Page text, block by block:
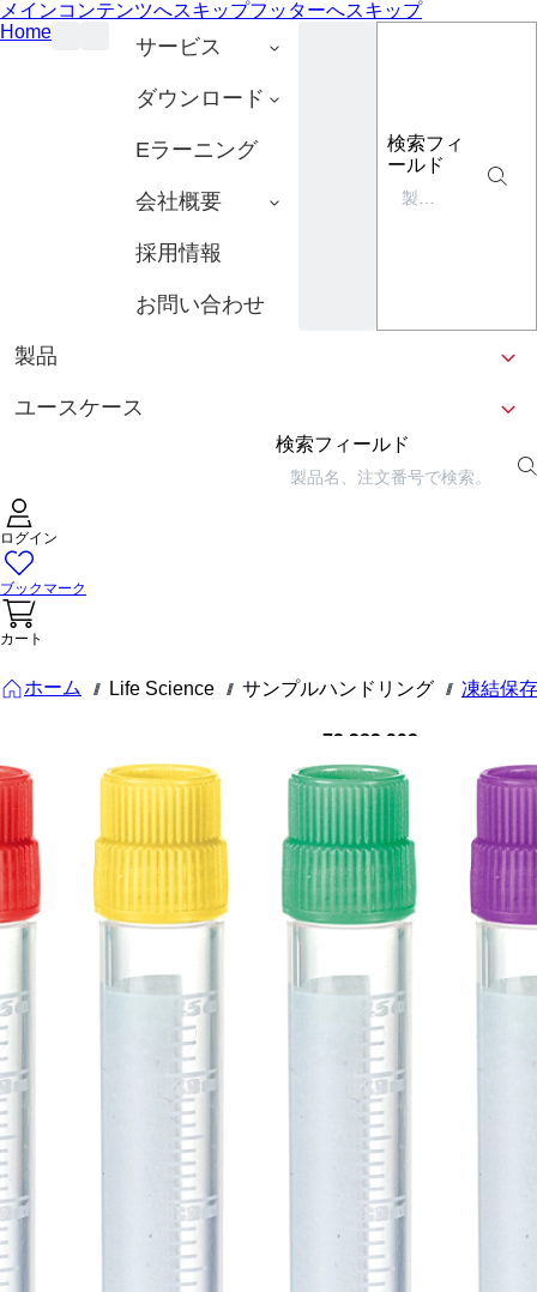
メインコンテンツへスキップフッターへスキップ
Home
サービス
ダウンロード
Eラーニング
会社概要
採用情報
お問い合わせ
検索フィ
ールド
製品
ユースケース
検索フィールド
ログイン
ブックマーク
カート
ホーム /// Life Science /// サンプルハンドリング /// 凍結保存
72.383.992
CryoPure
チューブ,
4,5 ml, クイ
ックシール
スクリュー
キャップ,
カラーミッ
クス
CryoPure チューブ,
4,5 ml, チューブ：
PP, クイックシールス
クリューキャップ, キ
ャップ 装着済み, HD-